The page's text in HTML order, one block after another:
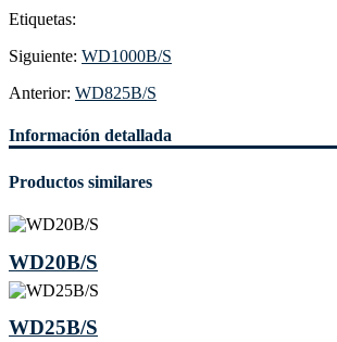
Etiquetas:
Siguiente: WD1000B/S
Anterior: WD825B/S
Información detallada
Productos similares
WD20B/S
WD25B/S